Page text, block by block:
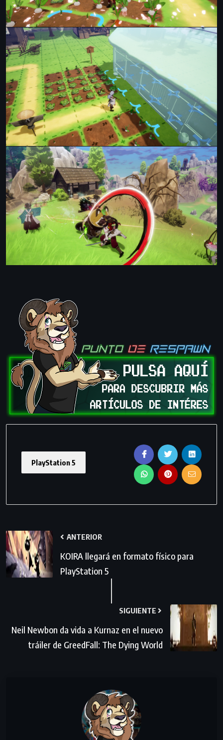
PlayStation 5
ANTERIOR
KOIRA llegará en formato físico para
PlayStation 5
SIGUIENTE
Neil Newbon da vida a Kurnaz en el nuevo
tráiler de GreedFall: The Dying World